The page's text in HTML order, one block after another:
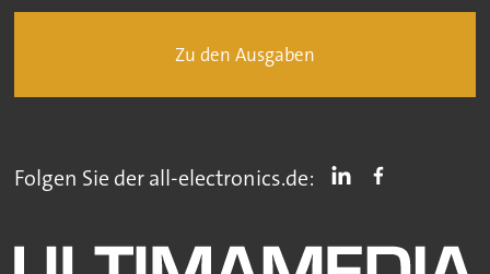
Zu den Ausgaben
Folgen Sie der all-electronics.de: